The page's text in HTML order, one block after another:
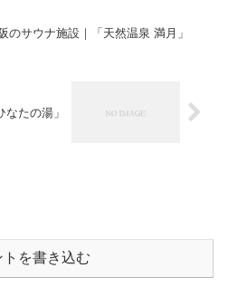
のサウナ施設｜「天然温泉 満月」
たの湯」
トを書き込む